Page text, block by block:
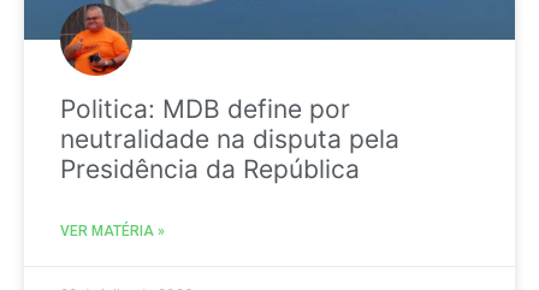
Politica: MDB define por
neutralidade na disputa pela
Presidência da República
VER MATÉRIA »